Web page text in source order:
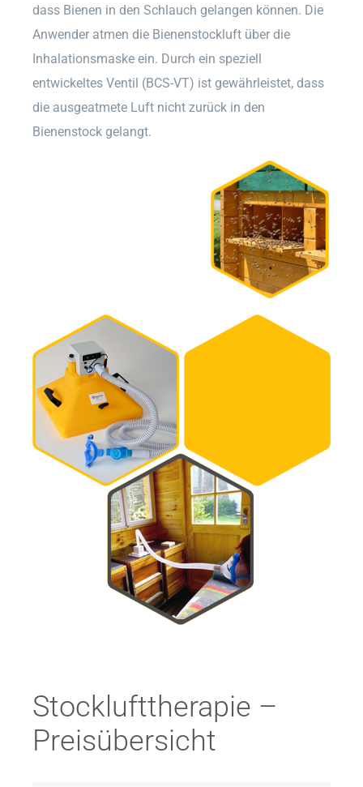
dass Bienen in den Schlauch gelangen können. Die
Anwender atmen die Bienenstockluft über die
Inhalationsmaske ein. Durch ein speziell
entwickeltes Ventil (BCS-VT) ist gewährleistet, dass
die ausgeatmete Luft nicht zurück in den
Bienenstock gelangt.
Stocklufttherapie –
Preisübersicht